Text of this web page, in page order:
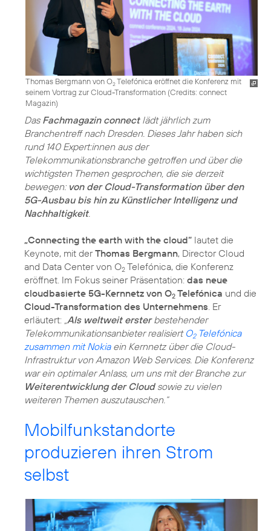
Thomas Bergmann von O2Telefónica eröffnet die Konferenz mit
seinem Vortrag zur Cloud-Transformation (Credits: connect
Magazin)
Das Fachmagazin connectlädt jährlich zum
Branchentreff nach Dresden. Dieses Jahr haben sich
rund 140 Expert:innen aus der
Telekommunikationsbranche getroffen und über die
wichtigsten Themen gesprochen, die sie derzeit
bewegen: von der Cloud-Transformation über den
5G-Ausbau bis hin zu Künstlicher Intelligenz und
Nachhaltigkeit.
„Connecting the earth with the cloud“ lautet die
Keynote, mit derThomas Bergmann, Director Cloud
and Data Center von O2 Telefónica, die Konferenz
eröffnet. Im Fokus seiner Präsentation: das neue
cloudbasierte 5G-Kernnetz von O2 Telefónica und die
Cloud-Transformation des Unternehmens . Er
erläutert: Als weltweit ersterbestehender
Telekommunikationsanbieter realisiert O2Telefónica
zusammen mit Nokiaein Kernnetz über die Cloud-
Infrastruktur von Amazon Web Services. Die Konferenz
war ein optimaler Anlass, um uns mit der Branche zur
Weiterentwicklung der Cloudsowie zu vielen
weiteren Themen auszutauschen.“
Mobilfunkstandorte
produzieren ihren Strom
selbst